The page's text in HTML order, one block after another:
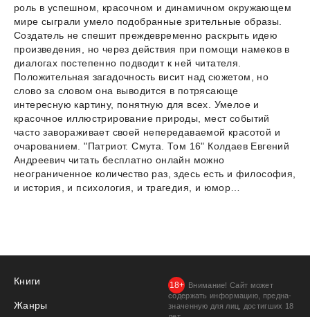
роль в успешном, красочном и динамичном окружающем
мире сыграли умело подобранные зрительные образы.
Создатель не спешит преждевременно раскрыть идею
произведения, но через действия при помощи намеков в
диалогах постепенно подводит к ней читателя.
Положительная загадочность висит над сюжетом, но
слово за словом она выводится в потрясающе
интересную картину, понятную для всех. Умелое и
красочное иллюстрирование природы, мест событий
часто завораживает своей непередаваемой красотой и
очарованием. "Патриот. Смута. Том 16" Колдаев Евгений
Андреевич читать бесплатно онлайн можно
неограниченное количество раз, здесь есть и философия,
и история, и психология, и трагедия, и юмор…
Книги
Жанры
Внимание! Сайт может
содержать информацию, предна­
значенную для лиц, дости­гших 18